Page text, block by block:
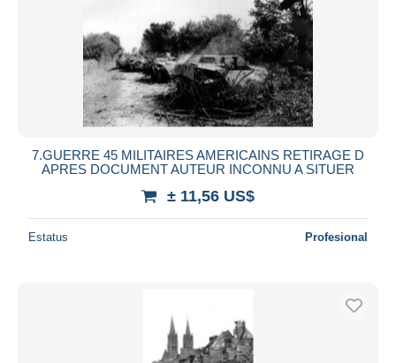
7.GUERRE 45 MILITAIRES AMERICAINS RETIRAGE D
APRES DOCUMENT AUTEUR INCONNU A SITUER
± 11,56 US$
Estatus Profesional